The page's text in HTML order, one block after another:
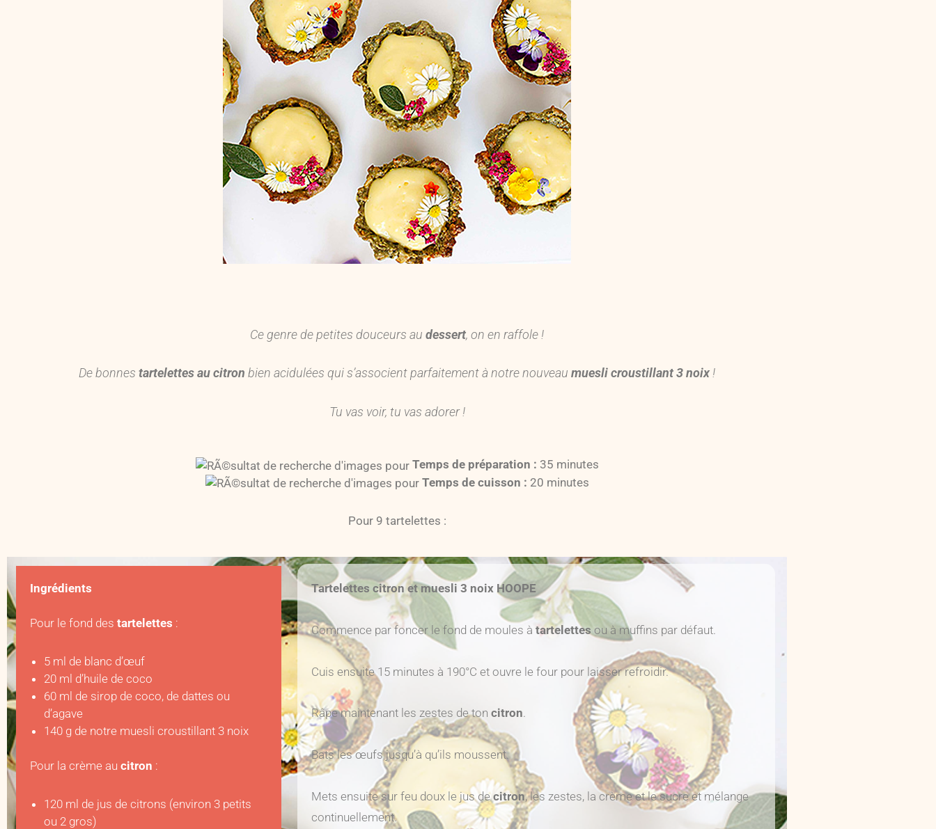
Ce genre de petites douceurs au dessert, on en raffole !
De bonnes tartelettes au citron bien acidulées qui s’associent parfaitement à notre nouveau muesli croustillant 3 noix!
Tu vas voir, tu vas adorer !
Temps de préparation : 35 minutes
Temps de cuisson : 20 minutes
Pour 9 tartelettes :
Ingrédients
Pour le fond des tartelettes :
5 ml de blanc d’œuf
20 ml d’huile de coco
60 ml de sirop de coco, de dattes ou
d’agave
140 g de notre muesli croustillant 3 noix
Pour la crème au citron :
120 ml de jus de citrons (environ 3 petits
ou 2 gros)
Tartelettes citron et muesli 3 noix HOOPE
Commence par foncer le fond de moules à tartelettesou à muffins par défaut.
Cuis ensuite 15 minutes à 190°C et ouvre le four pour laisser refroidir.
Râpe maintenant les zestes de ton citron.
Bats les œufs jusqu’à qu’ils moussent.
Mets ensuite sur feu doux le jus decitron, les zestes, la crème et le sucre et mélange
continuellement.